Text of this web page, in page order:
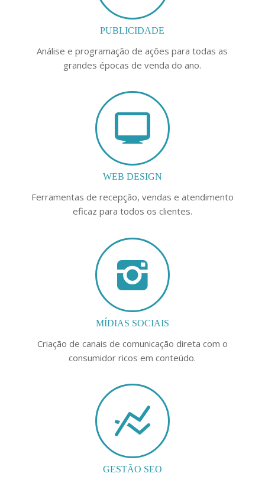
PUBLICIDADE
Análise e programação de ações para todas as
grandes épocas de venda do ano.
WEB DESIGN
Ferramentas de recepção, vendas e atendimento
eficaz para todos os clientes.
MÍDIAS SOCIAIS
Criação de canais de comunicação direta com o
consumidor ricos em conteúdo.
GESTÃO SEO